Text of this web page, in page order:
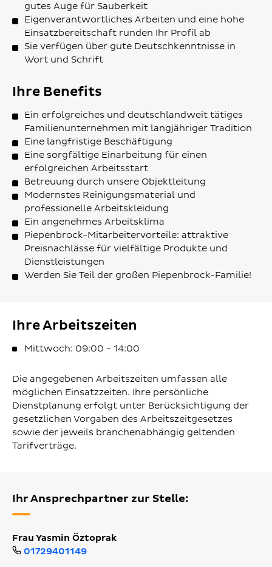
gutes Auge für Sauberkeit
Eigenverantwortliches Arbeiten und eine hohe
Einsatzbereitschaft runden Ihr Profil ab
Sie verfügen über gute Deutschkenntnisse in
Wort und Schrift
Ihre Benefits
Ein erfolgreiches und deutschlandweit tätiges
Familienunternehmen mit langjähriger Tradition
Eine langfristige Beschäftigung
Eine sorgfältige Einarbeitung für einen
erfolgreichen Arbeitsstart
Betreuung durch unsere Objektleitung
Modernstes Reinigungsmaterial und
professionelle Arbeitskleidung
Ein angenehmes Arbeitsklima
Piepenbrock-Mitarbeitervorteile: attraktive
Preisnachlässe für vielfältige Produkte und
Dienstleistungen
Werden Sie Teil der großen Piepenbrock-Familie!
Ihre Arbeitszeiten
Mittwoch: 09:00 - 14:00
Die angegebenen Arbeitszeiten umfassen alle
möglichen Einsatzzeiten. Ihre persönliche
Dienstplanung erfolgt unter Berücksichtigung der
gesetzlichen Vorgaben des Arbeitszeitgesetzes
sowie der jeweils branchenabhängig geltenden
Tarifverträge.
Ihr Ansprechpartner zur Stelle:
Frau Yasmin Öztoprak
01729401149